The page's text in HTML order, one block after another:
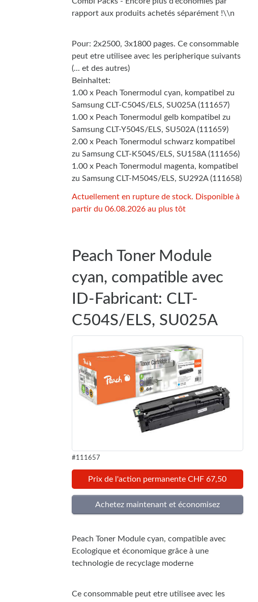
rapport aux produits achetés séparément !\\n
Pour: 2x2500, 3x1800 pages. Ce consommable
peut etre utilisee avec les peripherique suivants
(... et des autres)
Beinhaltet:
1.00 x Peach Tonermodul cyan, kompatibel zu
Samsung CLT-C504S/ELS, SU025A (111657)
1.00 x Peach Tonermodul gelb kompatibel zu
Samsung CLT-Y504S/ELS, SU502A (111659)
2.00 x Peach Tonermodul schwarz kompatibel
zu Samsung CLT-K504S/ELS, SU158A (111656)
1.00 x Peach Tonermodul magenta, kompatibel
zu Samsung CLT-M504S/ELS, SU292A (111658)
Actuellement en rupture de stock. Disponible à
partir du 06.08.2026 au plus tôt
Peach Toner Module
cyan, compatible avec
ID-Fabricant: CLT-
C504S/ELS, SU025A
#111657
Prix de l'action permanente CHF 67,50
Peach Toner Module cyan, compatible avec
Ecologique et économique grâce à une
technologie de recyclage moderne
Ce consommable peut etre utilisee avec les